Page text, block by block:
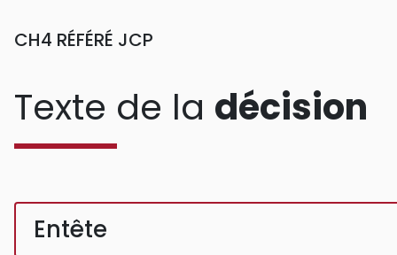
CH4 RÉFÉRÉ JCP
Texte de la décision
Entête